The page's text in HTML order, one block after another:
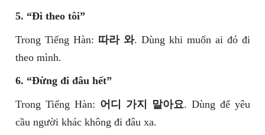
5. “Đi theo tôi”
Trong Tiếng Hàn: 따라 와. Dùng khi muốn ai đó đi
theo mình.
6. “Đừng đi đâu hết”
Trong Tiếng Hàn: 어디 가지 말아요. Dùng để yêu
cầu người khác không đi đâu xa.